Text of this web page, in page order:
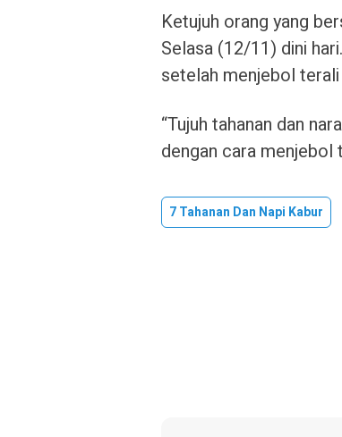
Ketujuh orang yang
Selasa (12/11) dini
setelah menjebol
“Tujuh tahanan dan
dengan cara menjebol
7 Tahanan Dan Napi Kabur